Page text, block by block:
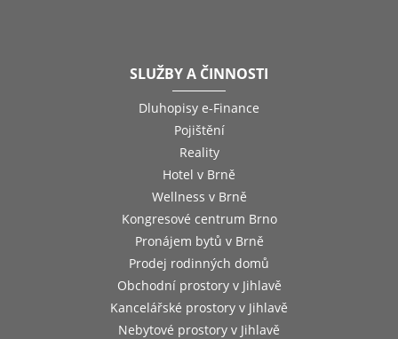
SLUŽBY A ČINNOSTI
Dluhopisy e-Finance
Pojištění
Reality
Hotel v Brně
Wellness v Brně
Kongresové centrum Brno
Pronájem bytů v Brně
Prodej rodinných domů
Obchodní prostory v Jihlavě
Kancelářské prostory v Jihlavě
Nebytové prostory v Jihlavě